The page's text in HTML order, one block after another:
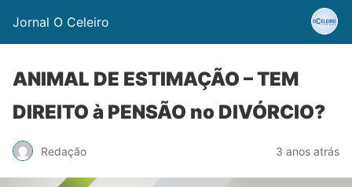
Jornal O Celeiro
ANIMAL DE ESTIMAÇÃO – TEM
DIREITO à PENSÃO no DIVÓRCIO?
Redação 3 anos atrás